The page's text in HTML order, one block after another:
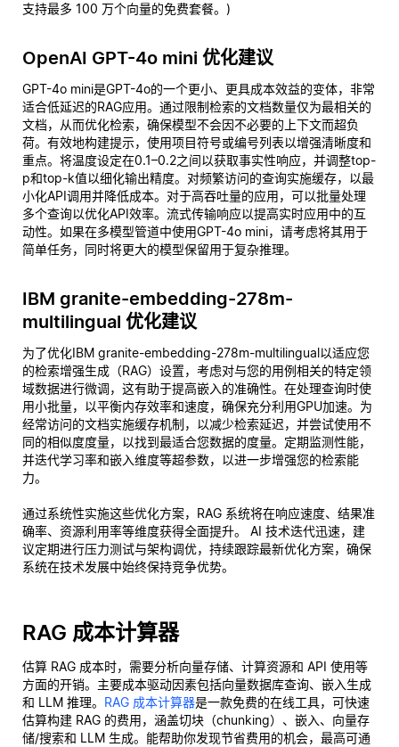
支持最多 100 万个向量的免费套餐。)
OpenAI GPT-4o mini 优化建议
GPT-4o mini是GPT-4o的一个更小、更具成本效益的变体，非常
适合低延迟的RAG应用。通过限制检索的文档数量仅为最相关的
文档，从而优化检索，确保模型不会因不必要的上下文而超负
荷。有效地构建提示，使用项目符号或编号列表以增强清晰度和
重点。将温度设定在0.1–0.2之间以获取事实性响应，并调整top-
p和top-k值以细化输出精度。对频繁访问的查询实施缓存，以最
小化API调用并降低成本。对于高吞吐量的应用，可以批量处理
多个查询以优化API效率。流式传输响应以提高实时应用中的互
动性。如果在多模型管道中使用GPT-4o mini，请考虑将其用于
简单任务，同时将更大的模型保留用于复杂推理。
IBM granite-embedding-278m-
multilingual 优化建议
为了优化IBM granite-embedding-278m-multilingual以适应您
的检索增强生成（RAG）设置，考虑对与您的用例相关的特定领
域数据进行微调，这有助于提高嵌入的准确性。在处理查询时使
用小批量，以平衡内存效率和速度，确保充分利用GPU加速。为
经常访问的文档实施缓存机制，以减少检索延迟，并尝试使用不
同的相似度度量，以找到最适合您数据的度量。定期监测性能，
并迭代学习率和嵌入维度等超参数，以进一步增强您的检索能
力。
通过系统性实施这些优化方案，RAG 系统将在响应速度、结果准
确率、资源利用率等维度获得全面提升。 AI 技术迭代迅速，建
议定期进行压力测试与架构调优，持续跟踪最新优化方案，确保
系统在技术发展中始终保持竞争优势。
RAG 成本计算器
估算 RAG 成本时，需要分析向量存储、计算资源和 API 使用等
方面的开销。主要成本驱动因素包括向量数据库查询、嵌入生成
和 LLM 推理。 RAG 成本计算器是一款免费的在线工具，可快速
估算构建 RAG 的费用，涵盖切块（chunking）、嵌入、向量存
储/搜索和 LLM 生成。能帮助你发现节省费用的机会，最高可通